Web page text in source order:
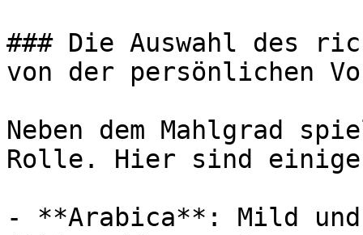
### Die Auswahl des
von der persönlichen
Neben dem Mahlgrad
Rolle. Hier sind
- **Arabica**: Mild